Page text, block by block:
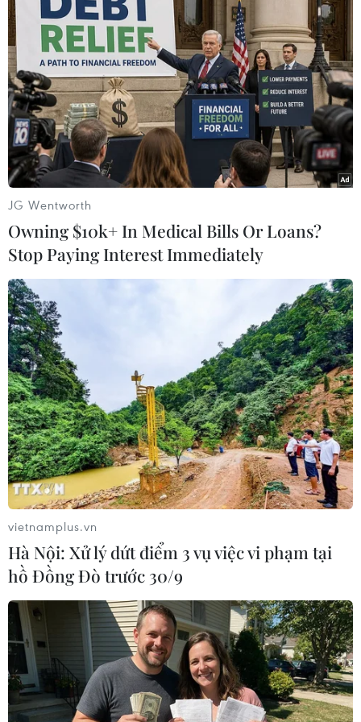
kiềm chế tối đa, thúc đẩy hòa hợp dân tộc thông
qua đối thoại và tham vấn.
Đại diện Việt Nam nhấn mạnh cần có sự hỗ trợ
về nguồn lực phù hợp để Lực lượng G5 Sahel
thực hiện được các nhiệm vụ của mình.
Các nước trong khu vực Sahel gồm Burkina
Faso, Chad, Mali, Mauritania và Niger./.
#COVID-19 #MINUSMA
#chống khủng bố
#khu vực Sahel
Theo dõi VietnamPlus
JG Wentworth
Owning $10k+ In Medical Bills Or Loans?
Stop Paying Interest Immediately
vietnamplus.vn
Hà Nội: Xử lý dứt điểm 3 vụ việc vi phạm tại
hồ Đồng Đò trước 30/9